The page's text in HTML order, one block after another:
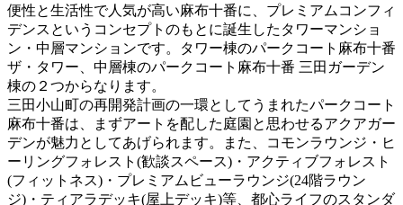
便性と生活性で人気が高い麻布十番に、プレミアムコンフィ
デンスというコンセプトのもとに誕生したタワーマンショ
ン・中層マンションです。タワー棟のパークコート麻布十番
ザ・タワー、中層棟のパークコート麻布十番 三田ガーデン
棟の２つからなります。
三田小山町の再開発計画の一環としてうまれたパークコート
麻布十番は、まずアートを配した庭園と思わせるアクアガー
デンが魅力としてあげられます。また、コモンラウンジ・ヒ
ーリングフォレスト(歓談スペース)・アクティブフォレスト
(フィットネス)・プレミアムビューラウンジ(24階ラウン
ジ)・ティアラデッキ(屋上デッキ)等、都心ライフのスタンダ